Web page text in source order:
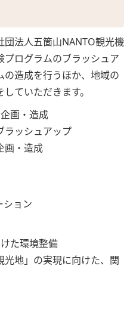
団法人五箇山NANTO観光機
ログラムのブラッシュア
の造成を行うほか、地域の
ていただきます。
画・造成
ラッシュアップ
画・造成
ション
た環境整備
光地」の実現に向けた、関